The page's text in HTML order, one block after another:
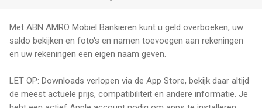
Met ABN AMRO Mobiel Bankieren kunt u geld overboeken, uw
saldo bekijken en foto's en namen toevoegen aan rekeningen
en uw rekeningen een eigen naam geven.
LET OP: Downloads verlopen via de App Store, bekijk daar altijd
de meest actuele prijs, compatibiliteit en andere informatie. Je